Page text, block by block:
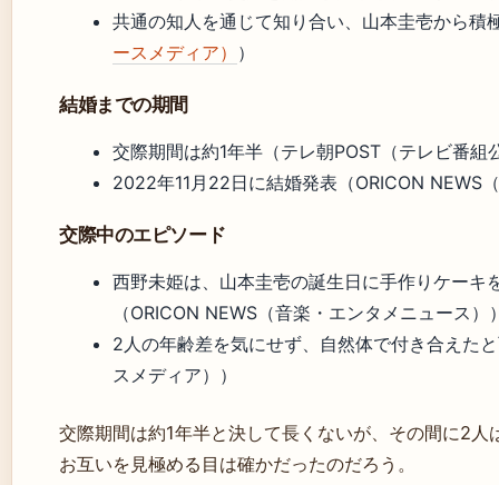
共通の知人を通じて知り合い、山本圭壱から積
ースメディア） ）
結婚までの期間
交際期間は約1年半（テレ朝POST（テレビ番組
2022年11月22日に結婚発表（ORICON NEWS
交際中のエピソード
西野未姫は、山本圭壱の誕生日に手作りケーキ
（ORICON NEWS（音楽・エンタメニュース）
2人の年齢差を気にせず、自然体で付き合えた
スメディア））
交際期間は約1年半と決して長くないが、その間に2
お互いを見極める目は確かだったのだろう。